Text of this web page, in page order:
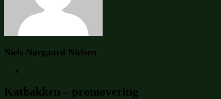
Niels Nørgaard Nielsen
Katbakken – promovering